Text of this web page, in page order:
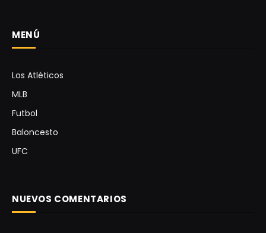
MENÚ
Los Atléticos
MLB
Futbol
Baloncesto
UFC
NUEVOS COMENTARIOS